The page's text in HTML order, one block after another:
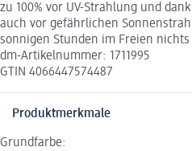
zu 100% vor UV-Strahlung und
auch vor gefährlichen
sonnigen Stunden im Freien
dm-Artikelnummer: 1711995
GTIN 4066447574487
Produktmerkmale
Grundfarbe: